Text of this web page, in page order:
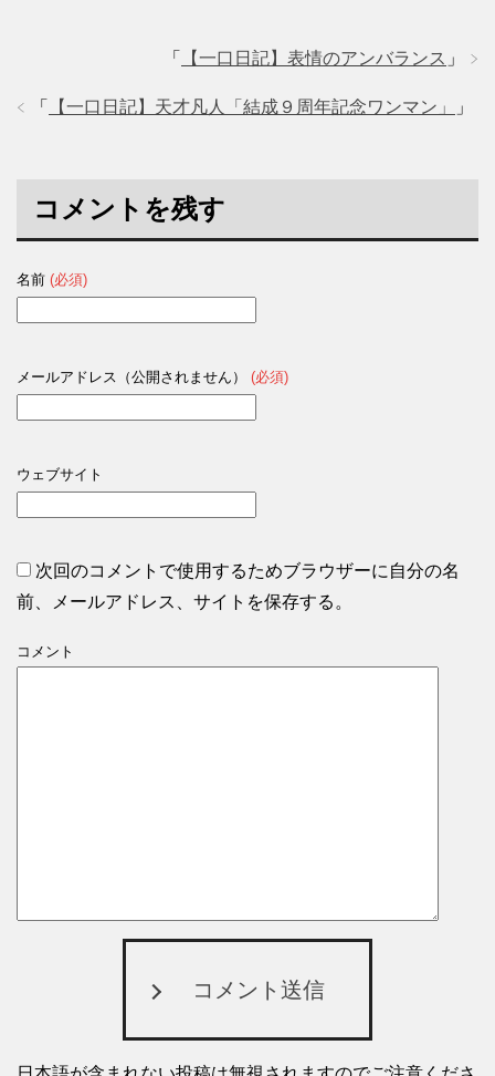
「 【一口日記】表情のアンバランス 」
「 【一口日記】天才凡人「結成９周年記念ワンマン」 」
コメントを残す
名前 (必須)
メールアドレス（公開されません） (必須)
ウェブサイト
次回のコメントで使用するためブラウザーに自分の名
前、メールアドレス、サイトを保存する。
コメント
コメント送信